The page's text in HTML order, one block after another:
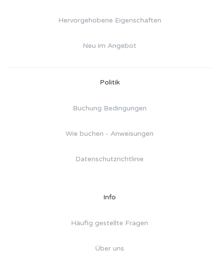
Hervorgehobene Eigenschaften
Neu im Angebot
Politik
Buchung Bedingungen
Wie buchen - Anweisungen
Datenschutzrichtlinie
Info
Häufig gestellte Fragen
Über uns